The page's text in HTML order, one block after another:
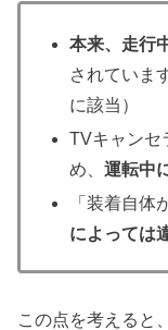
本来、走行
されていま
に該当）
TVキャンセ
め、運転中
「装着自体
によっては
この点を考えると